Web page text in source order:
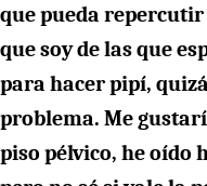
que pueda
que soy de las que
para hacer pipí,
problema. Me
piso pélvico, he oído